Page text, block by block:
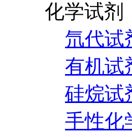
化学试剂
氘代试
有机试
硅烷试
手性化